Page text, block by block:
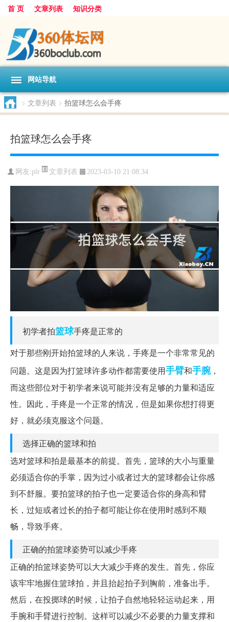
首 页 文章列表 知识分类
网站导航
> 文章列表 > 拍篮球怎么会手疼
拍篮球怎么会手疼
网友:plr 文章列表 2023-03-10 21:08:34
初学者拍篮球手疼是正常的
对于那些刚开始拍篮球的人来说，手疼是一个非常常见的
问题。这是因为打篮球许多动作都需要使用手臂和手腕，
而这些部位对于初学者来说可能并没有足够的力量和适应
性。因此，手疼是一个正常的情况，但是如果你想打得更
好，就必须克服这个问题。
选择正确的篮球和拍
选对篮球和拍是最基本的前提。首先，篮球的大小与重量
必须适合你的手掌，因为过小或者过大的篮球都会让你感
到不舒服。要拍篮球的拍子也一定要适合你的身高和臂
长，过短或者过长的拍子都可能让你在使用时感到不顺
畅，导致手疼。
正确的拍篮球姿势可以减少手疼
正确的拍篮球姿势可以大大减少手疼的发生。首先，你应
该牢牢地握住篮球拍，并且抬起拍子到胸前，准备出手。
然后，在投掷球的时候，让拍子自然地轻轻运动起来，用
手腕和手臂进行控制。这样可以减少不必要的力量支撑和